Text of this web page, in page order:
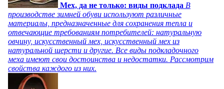
Мех, да не только: виды подклада В
производстве зимней обуви используют различные
материалы, предназначенные для сохранения тепла и
отвечающие требованиям потребителей: натуральную
овчину, искусственный мех, искусственный мех из
натуральной шерсти и другие. Все виды подкладочного
меха имеют свои достоинства и недостатки. Рассмотрим
свойства каждого из них.